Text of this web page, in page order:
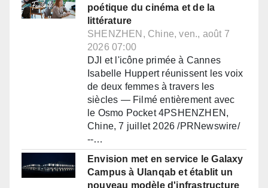
poétique du cinéma et de la
littérature
SHENZHEN, Chine, ven., août 7
2026 07:00
DJI et l'icône primée à Cannes
Isabelle Huppert réunissent les voix
de deux femmes à travers les
siècles — Filmé entièrement avec
le Osmo Pocket 4PSHENZHEN,
Chine, 7 juillet 2026 /PRNewswire/
--…
Envision met en service le Galaxy
Campus à Ulanqab et établit un
nouveau modèle d'infrastructure